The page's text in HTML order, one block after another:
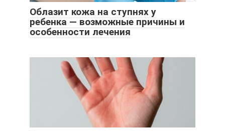
Облазит кожа на ступнях у
ребенка — возможные причины и
особенности лечения